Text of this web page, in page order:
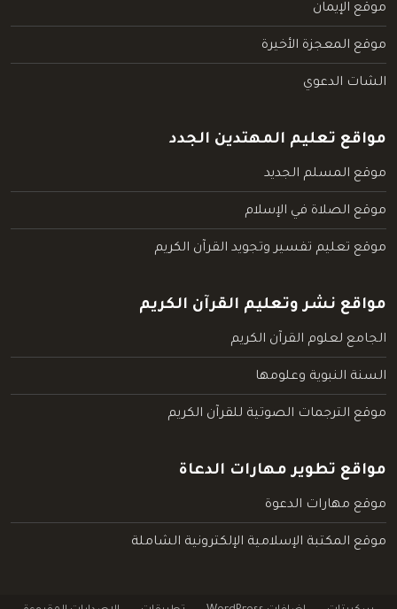
موقع الإيمان
موقع المعجزة الأخيرة
الشات الدعوي
مواقع تعليم المهتدين الجدد
موقع المسلم الجديد
موقع الصلاة في الإسلام
موقع تعليم تفسير وتجويد القرآن الكريم
مواقع نشر وتعليم القرآن الكريم
الجامع لعلوم القرآن الكريم
السنة النبوية وعلومها
موقع الترجمات الصوتية للقرآن الكريم
مواقع تطوير مهارات الدعاة
موقع مهارات الدعوة
موقع المكتبة الإسلامية الإلكترونية الشاملة